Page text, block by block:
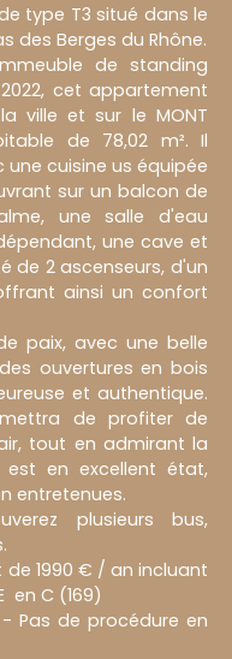
type T3 situé dans le
des Berges du Rhône.
de standing
cet appartement
ville et sur le MONT
de 78,02 m². Il
cuisine us équipée
sur un balcon de
une salle d'eau
une cave et
de 2 ascenseurs, d'un
ainsi un confort
paix, avec une belle
ouvertures en bois
et authentique.
de profiter de
tout en admirant la
est en excellent état,
entretenues.
plusieurs bus,
1990 € / an incluant
en C (169)
Pas de procédure en